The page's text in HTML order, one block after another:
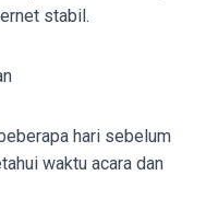
stabil.
hari sebelum
waktu acara dan